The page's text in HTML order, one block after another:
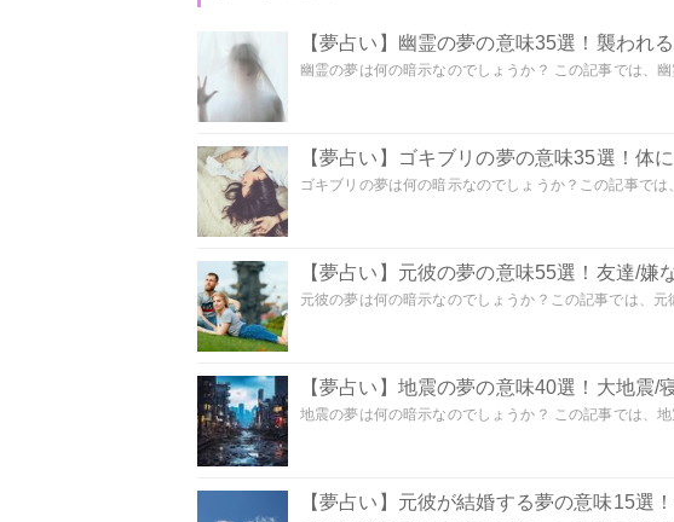
【夢占い】幽霊の夢の意味35選！襲われ
幽霊の夢は何の暗示なのでしょうか？ この記事では、
【夢占い】ゴキブリの夢の意味35選！体
ゴキブリの夢は何の暗示なのでしょうか？この記事では
【夢占い】元彼の夢の意味55選！友達/嫌
元彼の夢は何の暗示なのでしょうか？この記事では、元
【夢占い】地震の夢の意味40選！大地震/
地震の夢は何の暗示なのでしょうか？ この記事では、
【夢占い】元彼が結婚する夢の意味15選